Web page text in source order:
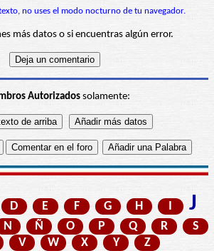
no uses el modo nocturno de tu navegador.
más datos o si encuentras algún error.
Autorizadossolamente:
D E F G H I J
N Ñ O P Q R
S
V W X Y Z